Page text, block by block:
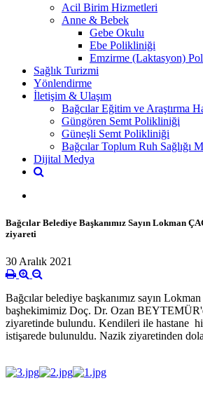
Acil Birim Hizmetleri
Anne & Bebek
Gebe Okulu
Ebe Polikliniği
Emzirme (Laktasyon)
Sağlık Turizmi
Yönlendirme
İletişim & Ulaşım
Bağcılar Eğitim ve Araştırma
Güngören Semt Polikliniği
Güneşli Semt Polikliniği
Bağcılar Toplum Ruh Sağlığı
Dijital Medya
Bağcılar Belediye Başkanımız Sayın Lokman
ziyareti
30 Aralık 2021
Bağcılar belediye başkanımız sayın
başhekimimiz Doç. Dr. Ozan
ziyaretinde bulundu. Kendileri ile hastane
istişarede bulunuldu. Nazik ziyaretinden